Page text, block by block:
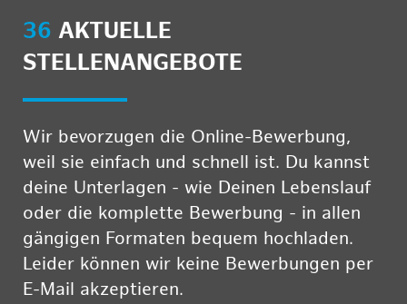
36 AKTUELLE
STELLENANGEBOTE
Wir bevorzugen die Online-Bewerbung,
weil sie einfach und schnell ist. Du kannst
deine Unterlagen - wie Deinen Lebenslauf
oder die komplette Bewerbung - in allen
gängigen Formaten bequem hochladen.
Leider können wir keine Bewerbungen per
E-Mail akzeptieren.